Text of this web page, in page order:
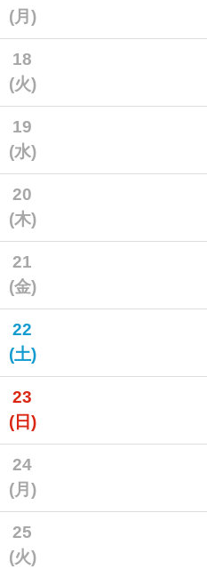
(月)
18
(火)
19
(水)
20
(木)
21
(金)
22
(土)
23
(日)
24
(月)
25
(火)